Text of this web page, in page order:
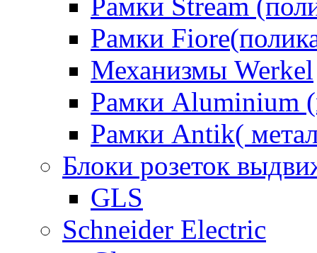
Рамки Stream
Рамки
Механизмы Werkel
Рамки Aluminium
Рамки Antik(
Блоки розеток
GLS
Schneider Electric